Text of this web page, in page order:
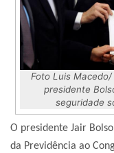
Foto Luis
presidente
seguridade
O presidente Jair
da Previdência ao